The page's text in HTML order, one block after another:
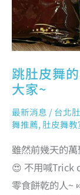
跳肚皮舞
大家~
最新消息 /台北
舞推薦, 肚皮舞教
雖然前幾天的
😍 不用喊Trick
零食餅乾的人~